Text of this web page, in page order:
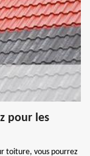
pour les
toiture, vous pourrez